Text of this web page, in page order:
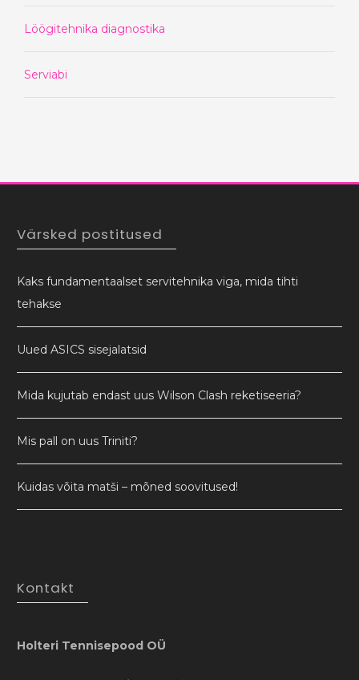
Löögitehnika diagnostika
Serviabi
Värsked postitused
Kaks fundamentaalset servitehnika viga, mida tihti
tehakse
Uued ASICS sisejalatsid
Mida kujutab endast uus Wilson Clash reketiseeria?
Mis pall on uus Triniti?
Kuidas võita matši – mõned soovitused!
Kontakt
Holteri Tennisepood OÜ